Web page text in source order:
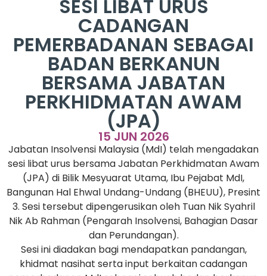
SESI LIBAT URUS
CADANGAN
PEMERBADANAN SEBAGAI
BADAN BERKANUN
BERSAMA JABATAN
PERKHIDMATAN AWAM
(JPA)
15 JUN 2026
Jabatan Insolvensi Malaysia (MdI) telah mengadakan
sesi libat urus bersama Jabatan Perkhidmatan Awam
(JPA) di Bilik Mesyuarat Utama, Ibu Pejabat MdI,
Bangunan Hal Ehwal Undang-Undang (BHEUU), Presint
3. Sesi tersebut dipengerusikan oleh Tuan Nik Syahril
Nik Ab Rahman (Pengarah Insolvensi, Bahagian Dasar
dan Perundangan).
Sesi ini diadakan bagi mendapatkan pandangan,
khidmat nasihat serta input berkaitan cadangan